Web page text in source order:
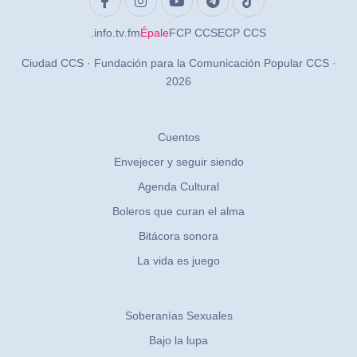
.info .tv .fmÉpaleFCP CCSECP CCS
Ciudad CCS · Fundación para la Comunicación Popular CCS ·
2026
Cuentos
Envejecer y seguir siendo
Agenda Cultural
Boleros que curan el alma
Bitácora sonora
La vida es juego
Soberanías Sexuales
Bajo la lupa